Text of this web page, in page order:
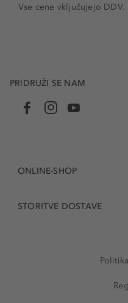
Vse cene vključujejo DDV.
PRIDRUŽI SE NAM
ONLINE-SHOP
STORITVE DOSTAVE